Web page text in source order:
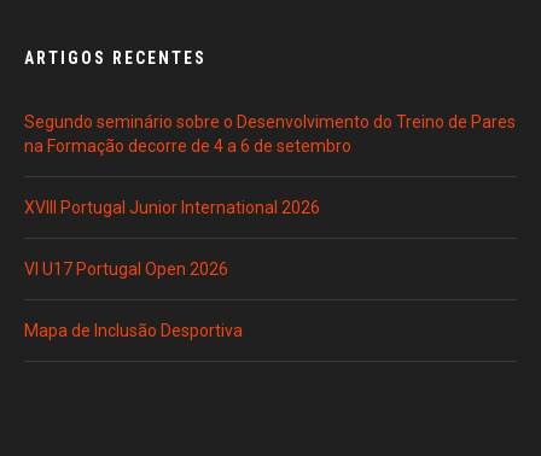
ARTIGOS RECENTES
Segundo seminário sobre o Desenvolvimento do Treino de Pares
na Formação decorre de 4 a 6 de setembro
XVIII Portugal Junior International 2026
VI U17 Portugal Open 2026
Mapa de Inclusão Desportiva